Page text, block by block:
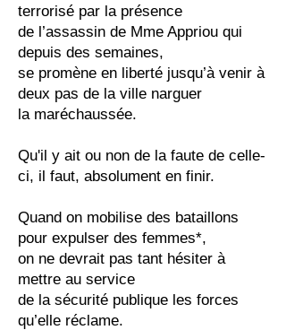
terrorisé par la présence
de l’assassin de Mme Appriou qui
depuis des semaines,
se promène en liberté jusqu’à venir à
deux pas de la ville narguer
la maréchaussée.
Qu'il y ait ou non de la faute de celle-
ci, il faut, absolument en finir.
Quand on mobilise des bataillons
pour expulser des femmes*,
on ne devrait pas tant hésiter à
mettre au service
de la sécurité publique les forces
qu’elle réclame.